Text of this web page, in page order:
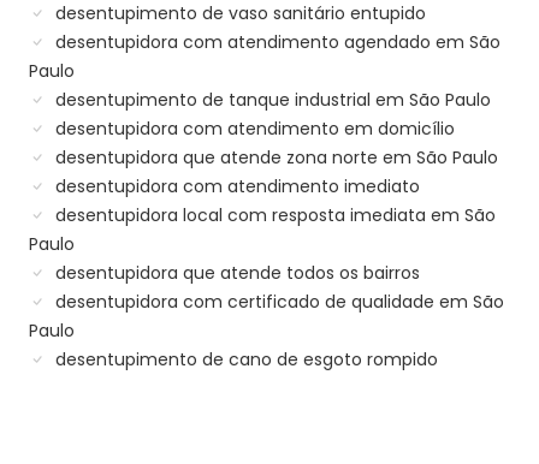
desentupimento de vaso sanitário entupido
desentupidora com atendimento agendado em São
Paulo
desentupimento de tanque industrial em São Paulo
desentupidora com atendimento em domicílio
desentupidora que atende zona norte em São Paulo
desentupidora com atendimento imediato
desentupidora local com resposta imediata em São
Paulo
desentupidora que atende todos os bairros
desentupidora com certificado de qualidade em São
Paulo
desentupimento de cano de esgoto rompido